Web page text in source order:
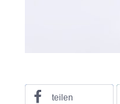
teilen